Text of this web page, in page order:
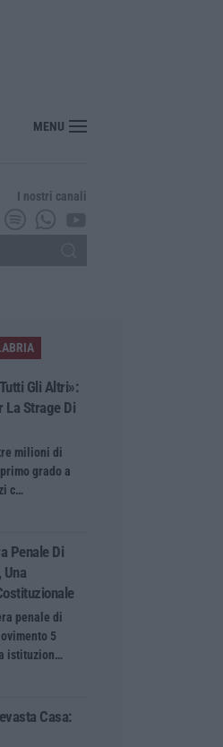
44enne a Crotone
MENU
I nostri canali
Gli Altri»:
La Strage Di
milioni di
grado a
c…
Penale Di
Una
penale di
5
istituzion…
Casa: